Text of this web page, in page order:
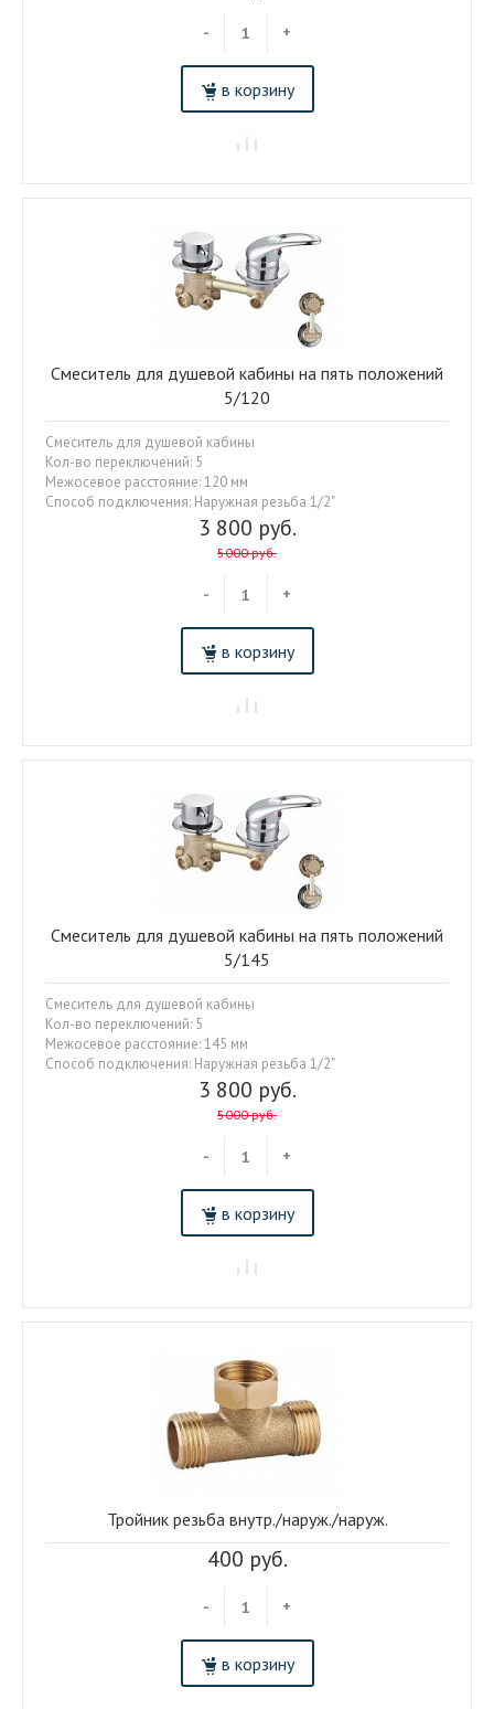
- +
в корзину
3 800 руб.
5000 руб.
- +
в корзину
Смеситель для душевой кабины на пять положений
5/120
Смеситель для душевой кабины
Кол-во переключений: 5
Межосевое расстояние: 120 мм
Способ подключения: Наружная резьба 1/2"
3 800 руб.
5000 руб.
- +
в корзину
Смеситель для душевой кабины на пять положений
5/145
Смеситель для душевой кабины
Кол-во переключений: 5
Межосевое расстояние: 145 мм
Способ подключения: Наружная резьба 1/2"
400 руб.
- +
в корзину
Тройник резьба внутр./наруж./наруж.